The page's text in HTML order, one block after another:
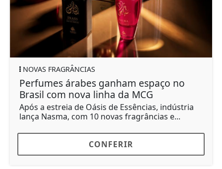
NOVAS FRAGRÂNCIAS
Perfumes árabes ganham espaço no
Brasil com nova linha da MCG
Após a estreia de Oásis de Essências, indústria
lança Nasma, com 10 novas fragrâncias e...
CONFERIR